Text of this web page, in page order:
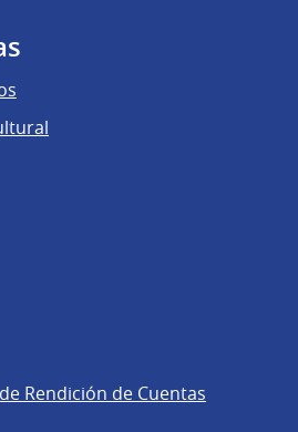
Rendición de Cuentas